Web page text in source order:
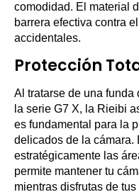
comodidad. El material
barrera efectiva contra
accidentales.
Protección
Al tratarse de una
la serie G7 X, la Rieibi
es fundamental para la
delicados de la cámara.
estratégicamente las
permite mantener tu
mientras disfrutas de